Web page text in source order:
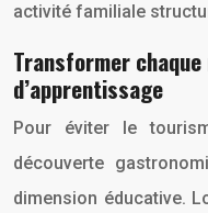
activité familiale
Transformer
d’apprentissage
Pour éviter le
découverte
dimension éducative.